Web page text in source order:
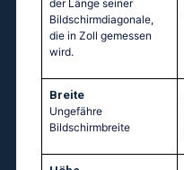
der Länge seiner
Bildschirmdiagonale,
die in Zoll gemessen
wird.
Breite
Ungefähre
Bildschirmbreite